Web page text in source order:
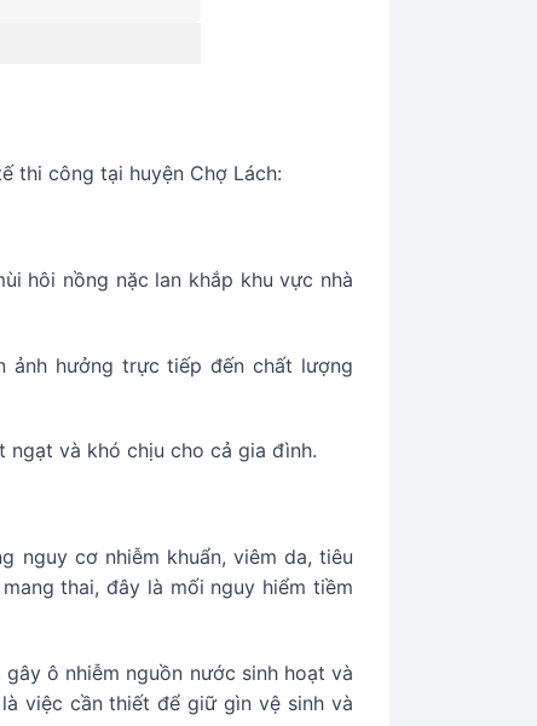
thi công tại huyện Chợ Lách:
hôi nồng nặc lan khắp khu vực nhà
ảnh hưởng trực tiếp đến chất lượng
ngạt và khó chịu cho cả gia đình.
nguy cơ nhiễm khuẩn, viêm da, tiêu
thai, đây là mối nguy hiểm tiềm
ô nhiễm nguồn nước sinh hoạt và
việc cần thiết để giữ gìn vệ sinh và